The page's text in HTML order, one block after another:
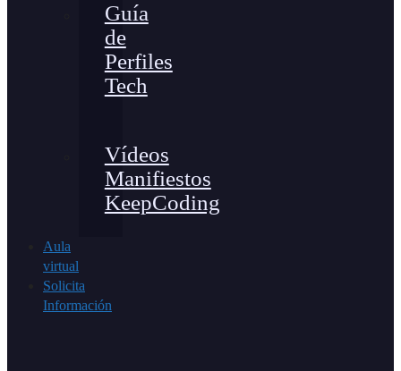
Guía
de
Perfiles
Tech
Vídeos
Manifiestos
KeepCoding
Aula
virtual
Solicita
Información